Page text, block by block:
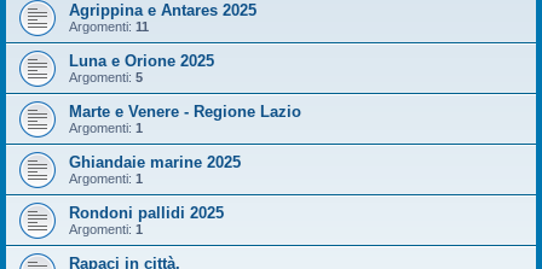
Agrippina e Antares 2025
Argomenti: 11
Luna e Orione 2025
Argomenti: 5
Marte e Venere - Regione Lazio
Argomenti: 1
Ghiandaie marine 2025
Argomenti: 1
Rondoni pallidi 2025
Argomenti: 1
Rapaci in città.